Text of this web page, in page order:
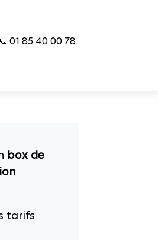
01 85 40 00 78
box de
tarifs